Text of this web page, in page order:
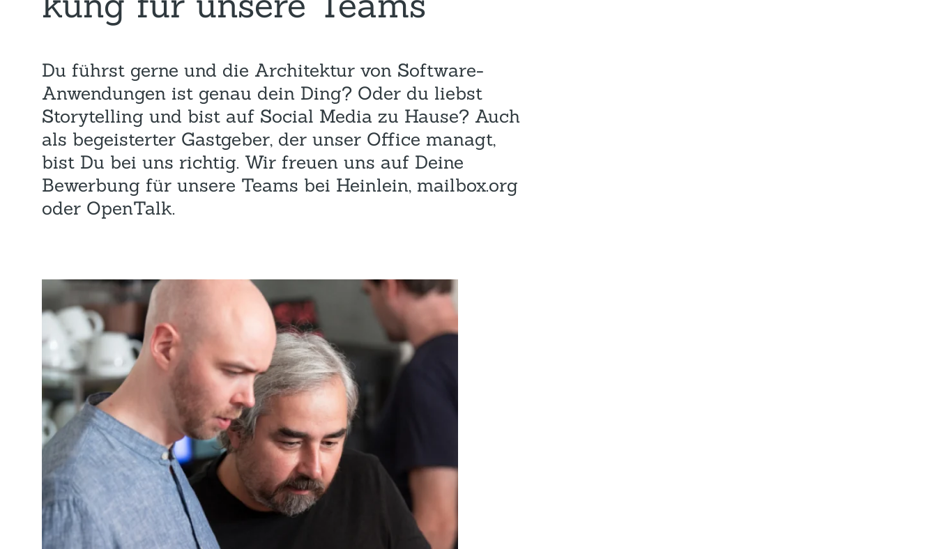
Hygienekonzept
Du führst gerne und die Architektur von Software-
Anwen­dungen ist genau dein Ding? Oder du liebst
Storytelling und bist auf Social Media zu Hause? Auch
als begeisterter Gastgeber, der unser Office managt,
bist Du bei uns richtig. Wir freuen uns auf Deine
Bewerbung für unsere Teams bei Heinlein, mailbox.org
oder OpenTalk.